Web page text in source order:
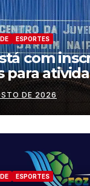
ESPORTES
com
para
DE 2026
ESPORTES